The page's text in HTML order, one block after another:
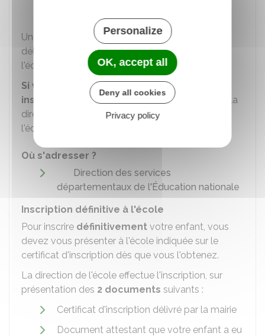
Une fois l'inscription réalisée, la mairie vous
délivrera un
certificat d'inscription
l'école où est affecté l'enfant.
Si vous rencontrez des difficultés pour
inscrire votre enfant
, vous pouvez contacter la
direction des services départementaux de
l'éducation nationale de votre département.
Où s'adresser ?
Direction des services
départementaux de l'Éducation nationale
Inscription définitive à l'école
Pour inscrire définitivement votre enfant, vous
devez vous présenter à l'école indiquée sur le
certificat d'inscription dès que vous l'obtenez.
La direction de l'école effectue l'inscription, sur
présentation des 2 documents suivants :
Certificat d'inscription délivré par la mairie
Document attestant que votre enfant a eu
Personalize
OK, accept all
Deny all cookies
Privacy policy